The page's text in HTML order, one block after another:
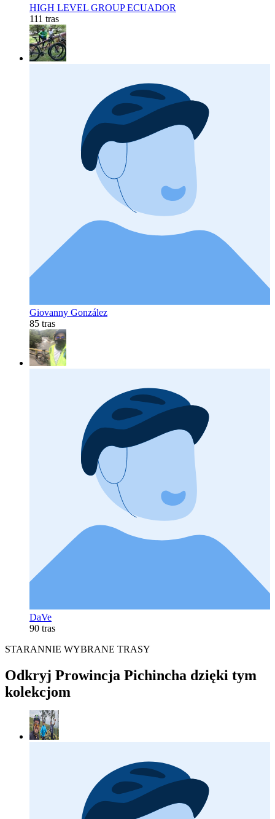
HIGH LEVEL GROUP ECUADOR
111 tras
Giovanny González
85 tras
DaVe
90 tras
STARANNIE WYBRANE TRASY
Odkryj Prowincja Pichincha dzięki tym
kolekcjom